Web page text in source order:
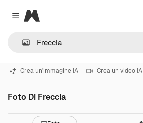
Close menu
Magnific
Crea un'immagine IA Crea un video IA
Foto Di Freccia